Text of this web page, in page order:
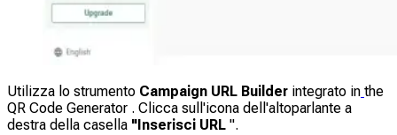
Utilizza lo strumento Campaign URL Builder integrato in the
QR Code Generator . Clicca sull'icona dell'altoparlante a
destra della casella "Inserisci URL ".